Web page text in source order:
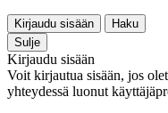
Kirjaudu sisään
Haku
Sulje
Kirjaudu sisään
Voit kirjautua sisään, jos
yhteydessä luonut